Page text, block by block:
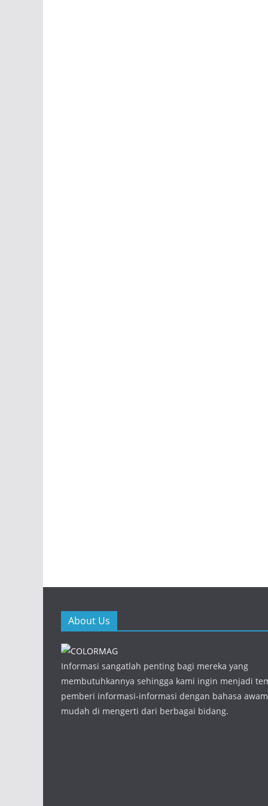
About Us
Informasi sangatlah penting bagi mereka yang
membutuhkannya sehingga kami ingin menjadi
pemberi informasi-informasi dengan bahasa
mudah di mengerti dari berbagai bidang.